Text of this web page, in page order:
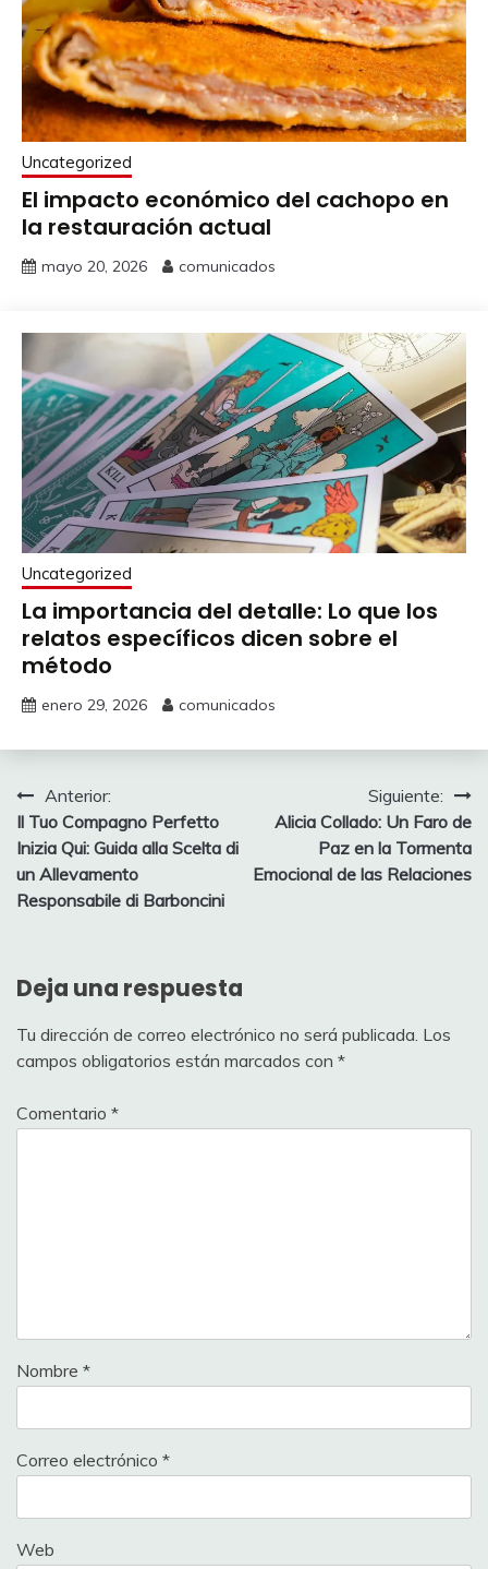
Uncategorized
El impacto económico del cachopo en
la restauración actual
mayo 20, 2026 comunicados
Uncategorized
La importancia del detalle: Lo que los
relatos específicos dicen sobre el
método
enero 29, 2026 comunicados
Navegación
de
entradas
Anterior:
Il Tuo Compagno Perfetto
Inizia Qui: Guida alla Scelta di
un Allevamento
Responsabile di Barboncini
Siguiente:
Alicia Collado: Un Faro de
Paz en la Tormenta
Emocional de las Relaciones
Deja una respuesta
Tu dirección de correo electrónico no será publicada. Los
campos obligatorios están marcados con *
Comentario *
Nombre *
Correo electrónico *
Web